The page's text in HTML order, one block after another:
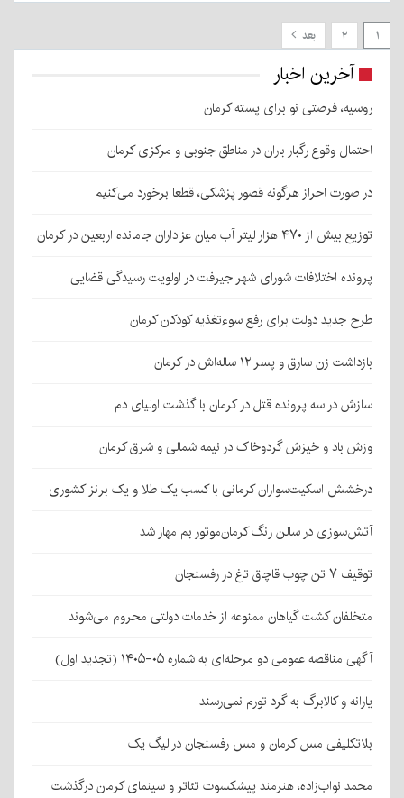
۱ ۲ بعد
آخرین اخبار
روسیه، فرصتی نو برای پسته کرمان
احتمال وقوع رگبار باران در مناطق جنوبی و مرکزی کرمان
در صورت احراز هرگونه قصور پزشکی، قطعا برخورد می‌کنیم
توزیع بیش از ۴۷۰ هزار لیتر آب میان عزاداران جامانده اربعین در کرمان
پرونده اختلافات شورای شهر جیرفت در اولویت رسیدگی قضایی
طرح جدید دولت برای رفع سوءتغذیه کودکان کرمان
بازداشت زن سارق و پسر ۱۲ ساله‌اش در کرمان
سازش در سه پرونده قتل در کرمان با گذشت اولیای دم
وزش باد و خیزش گردوخاک در نیمه شمالی و شرق کرمان
درخشش اسکیت‌سواران کرمانی با کسب یک طلا و یک برنز کشوری
آتش‌سوزی در سالن رنگ کرمان‌موتور بم مهار شد
توقیف ۷ تن چوب قاچاق تاغ در رفسنجان
متخلفان کشت گیاهان ممنوعه از خدمات دولتی محروم می‌شوند
آگهی مناقصه عمومی دو مرحله‌ای به شماره ۰۵-۱۴۰۵ (تجدید اول)
یارانه و کالابرگ به گرد تورم نمی‌رسند
بلاتکلیفی مس کرمان و مس رفسنجان در لیگ یک
محمد نواب‌زاده، هنرمند پیشکسوت تئاتر و سینمای کرمان درگذشت